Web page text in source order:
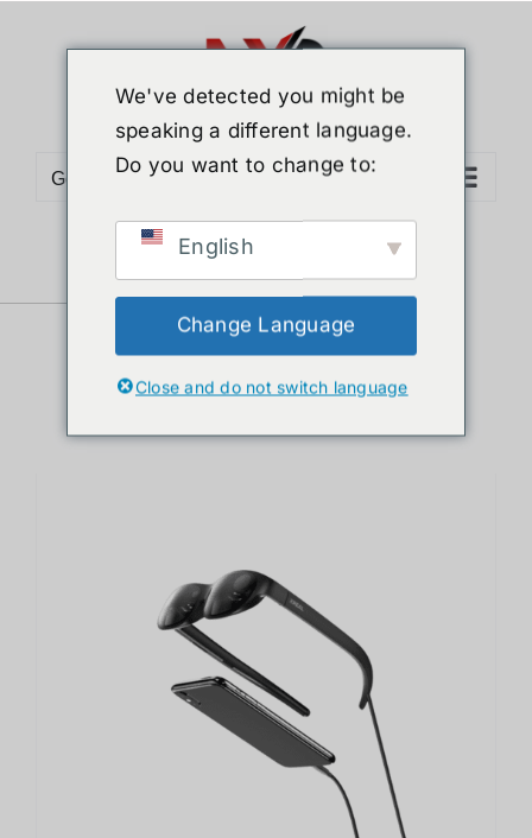
Go to...
Sort byDefault Order
Show12 Products
We've detected you might be
speaking a different language.
Do you want to change to:
English
Change Language
Close and do not switch language